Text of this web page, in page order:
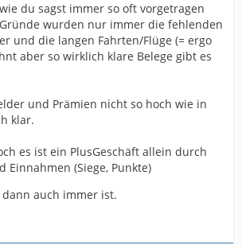
du sagst immer so oft vorgetragen
wurden nur immer die fehlenden
und die langen Fahrten/Flüge (= ergo
aber so wirklich klare Belege gibt es
und Prämien nicht so hoch wie in
klar.
es ist ein PlusGeschäft allein durch
Einnahmen (Siege, Punkte)
dann auch immer ist.